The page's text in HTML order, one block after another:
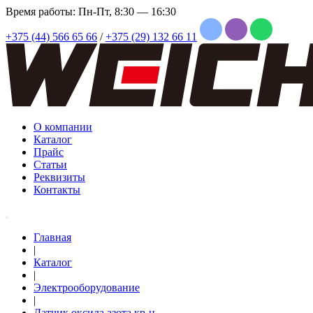
Время работы: Пн-Пт, 8:30 — 16:30
+375 (44) 566 65 66 / +375 (29) 132 66 11
О компании
Каталог
Прайс
Статьи
Реквизиты
Контакты
Главная
|
Каталог
|
Электрооборудование
|